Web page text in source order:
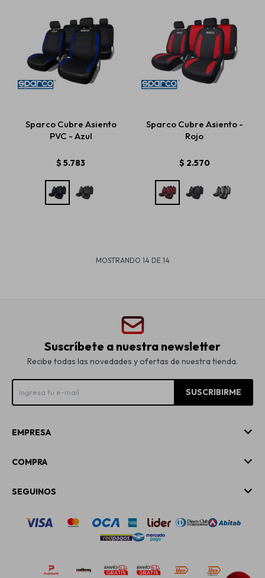
Sparco Cubre Asiento
PVC - Azul
$ 5.783
Sparco Cubre Asiento -
Rojo
$ 2.570
MOSTRANDO 14 DE 14
Suscríbete a nuestra newsletter
Recibe todas las novedades y ofertas de nuestra tienda.
SUSCRIBIRME
EMPRESA
COMPRA
SEGUINOS